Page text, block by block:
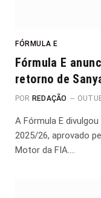
FÓRMULA E
Fórmula E
retorno de
POR REDAÇÃO
A Fórmula E
2025/26, aprovado
Motor da FIA.…